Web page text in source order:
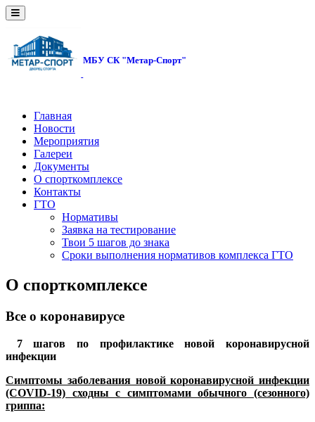
МБУ СК "Метар-Спорт"
Главная
Новости
Мероприятия
Галереи
Документы
О спорткомплексе
Контакты
ГТО
Нормативы
Заявка на тестирование
Твои 5 шагов до знака
Сроки выполнения нормативов комплекса ГТО
О спорткомплексе
Все о коронавирусе
7 шагов по профилактике новой коронавирусной
инфекции
Симптомы заболевания новой коронавирусной инфекции
(COVID-19) сходны с симптомами обычного (сезонного)
гриппа: